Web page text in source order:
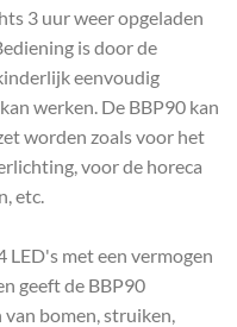
3 uur weer opgeladen
is door de
eenvoudig
werken. De BBP90 kan
worden zoals voor het
voor de horeca
etc.
LED's met een vermogen
geeft de BBP90
bomen, struiken,